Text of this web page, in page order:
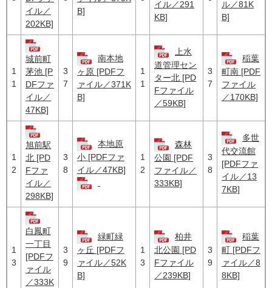
イル／
202KB]
B]
イル／291
KB]
ル／81K
B]
1
1
城前町
茅池 [P
DFファ
イル／
47KB]
3
7
南本地
ヶ原 [PDFフ
ァイル／371K
B]
1
1
上水
道管理セン
ター北 [PD
Fファイル
／59KB]
3
7
稲葉
町南 [PDF
ファイル
／170KB]
1
2
旭前駅
北 [PD
Fファ
イル／
298KB]
3
8
本地原
小 [PDFファ
イル／47KB]
1
2
森林
公園 [PDF
ファイル／
333KB]
3
8
多世
代交流館
[PDFファ
イル／13
7KB]
1
3
白鳳町
一丁目
[PDFフ
ァイル
／333K
3
9
緑町緑
ヶ丘 [PDFフ
ァイル／52K
B]
1
3
柏井
北公園 [PD
Fファイル
／239KB]
3
9
稲葉
町 [PDFフ
ァイル／8
8KB]